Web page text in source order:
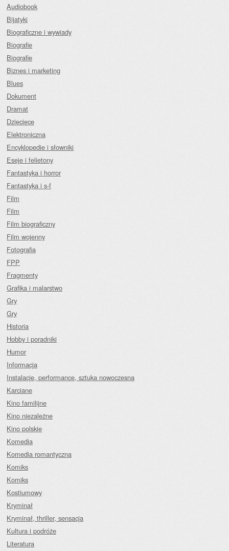
Audiobook
Bijatyki
Biograficzne i wywiady
Biografie
Biografie
Biznes i marketing
Blues
Dokument
Dramat
Dziecięce
Elektroniczna
Encyklopedie i słowniki
Eseje i felietony
Fantastyka i horror
Fantastyka i s-f
Film
Film
Film biograficzny
Film wojenny
Fotografia
FPP
Fragmenty
Grafika i malarstwo
Gry
Gry
Historia
Hobby i poradniki
Humor
Informacja
Instalacje, performance, sztuka nowoczesna
Karciane
Kino familijne
Kino niezależne
Kino polskie
Komedia
Komedia romantyczna
Komiks
Komiks
Kostiumowy
Kryminał
Kryminał, thriller, sensacja
Kultura i podróże
Literatura